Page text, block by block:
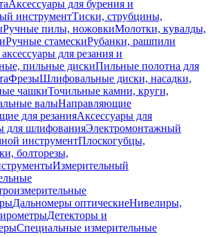
Аксессуары для бурения и
инструментТиски, струбцины,
Ручные пилы, ножовкиМолотки, кувалды,
Ручные стамескиРубанки, рашпили
для резания и
пильные дискиПильные полотна для
ФрезыШлифовальные диски, насадки,
чашкиТочильные камни, круги,
валыНаправляющие
для резанияАксессуары для
для шлифованияЭлектромонтажный
инструментПлоскогубцы,
болторезы,
Измерительный
Дальномеры оптическиеНивелиры,
Детекторы и
Специальные измерительные